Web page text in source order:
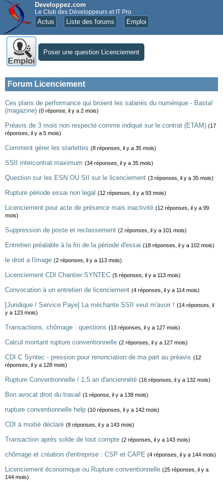
Developpez.com
Le Club des Développeurs et IT Pro
Actus Liste des forums Emploi
Poser une question Licenciement
Forum Licenciement
Ces plans de performance qui broient les salariés du numérique - Basta!
(magazine) (0 réponse, il y a 2 mois)
Préavis de 3 mois non respecté comme indiqué sur le contrat (ETAM) (17
réponses, il y a 5 mois)
Comment gérer les starlettes (8 réponses, il y a 35 mois)
SSII intercontrat maximum (34 réponses, il y a 35 mois)
Question sur les ESN OU SII sur le licenciement (3 réponses, il y a 35 mois)
Rupture période essai non legal (12 réponses, il y a 93 mois)
Licenciement pour acte de présence mais inactivité (12 réponses, il y a 99
mois)
Suppression de poste et reclassement (2 réponses, il y a 101 mois)
Entretien préalable à la fin de la période d'essai (18 réponses, il y a 102 mois)
le droit a l'image (2 réponses, il y a 113 mois)
Licenciement CDI Chantier SYNTEC (5 réponses, il y a 113 mois)
Convocation à un entretien de licenciement (4 réponses, il y a 114 mois)
[Juridique / Service Paye] La méchante SSII veut m'avoir ! (14 réponses, il
y a 123 mois)
Transactions, chômage : questions (13 réponses, il y a 127 mois)
Calcul montant rupture conventionnelle (2 réponses, il y a 127 mois)
CDI C Syntec - pression pour renonciation de ma part au préavis (12
réponses, il y a 128 mois)
Rupture Conventionnelle / 1,5 an d'anciennété (16 réponses, il y a 132 mois)
Bon avocat droit du travail (1 réponse, il y a 138 mois)
rupture conventionnelle help (10 réponses, il y a 142 mois)
CDI à moitié déclaré (8 réponses, il y a 143 mois)
Transaction après solde de tout compte (2 réponses, il y a 143 mois)
chômage et création d'entreprise : CSP et CAPE (4 réponses, il y a 144 mois)
Licenciement économique ou Rupture conventionnelle (25 réponses, il y a
144 mois)